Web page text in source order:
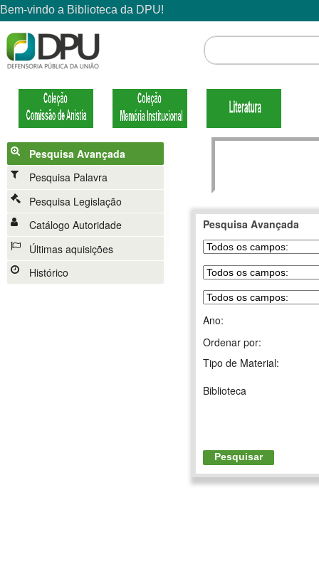
Pesquisa Avançada
Pesquisa Palavra
Pesquisa Legislação
Catálogo Autoridade
Últimas aquisições
Histórico
Pesquisa Avançada
Ano:
Ordenar por:
Tipo de Material:
Biblioteca
Pesquisar